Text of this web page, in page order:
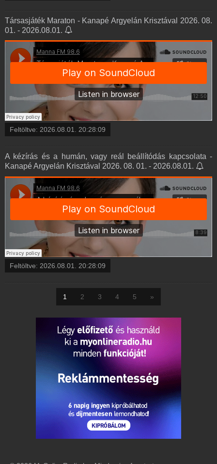
Társasjáték Maraton - Kanapé Argyelán Krisztával 2026. 08.
01. - 2026.08.01.
Feltöltve: 2026.08.01. 20:28:09
A kézírás és a humán, vagy reál beállítódás kapcsolata -
Kanapé Argyelán Krisztával 2026. 08. 01. - 2026.08.01.
Feltöltve: 2026.08.01. 20:28:09
1 2 3 4 5 »